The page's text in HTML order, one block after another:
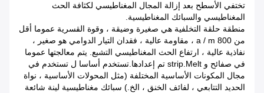
تختفي الأسطح بعد إزالة المجال المغناطيسي لكثافة الحث
المغناطيسي والسبائك المغناطيسية.
منطقة حلقة التخلفية هي صغيرة وضيقة ، وقوة القسرية عموما أقل
من 800 a / m ، مقاومة عالية ، فقدان التيار الدوامي هو صغير ،
نفاذية عالية ، ارتفاع الحث المغناطيسي التشبع. يتم معالجتها عموما
في صفائح و strip.Melt تم إعدادها.تستخدم أساسا ل تستخدم في
مجال المكونات الأساسية المختلفة (مثل المحولات الأساسية ، نواة
الحديد التتابعي ، لفائف الخنق ، الخ.) سبائك مغناطيسية لينة شائعة